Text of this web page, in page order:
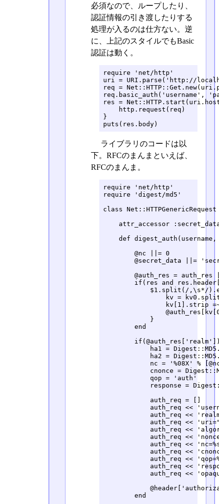
必須なので、ループしたり、
認証情報の引き渡したりする
処理が入るのは仕方ない。逆
に、上記のスタイルでもBasic
認証は動く。
require 'net/http'
uri = URI.parse('http://
req =
req.basic_auth('username',
res =
    http.request(req)
}
puts(res.body)
ライブラリのコードは以
下。RFCのまんまといえば、
RFCのまんま。
require 'net/http'
require 'digest/md5'
class Net::HTTPGenericRequest
attr_accessor
def
        @nc ||= 0
@secret_data ||=
@auth_res = auth_res
if(res and
$1.split(/,\s*/
kv =
kv[1].strip
            }
        end
ha1 =
ha2 =
nc = '%08X' %
cnonce =
qop = 'auth'
response =
            auth_req = []
auth_req <<
auth_req <<
auth_req <<
auth_req <<
auth_req <<
auth_req <<
auth_req <<
auth_req <<
auth_req <<
auth_req <<
        end